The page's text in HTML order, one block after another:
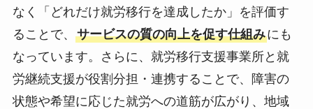
なく「どれだけ就労移行を達成したか」を評価す
ることで、 サービスの質の向上を促す仕組みにも
なっています。さらに、就労移行支援事業所と就
労継続支援が役割分担・連携することで、障害の
状態や希望に応じた就労への道筋が広がり、地域